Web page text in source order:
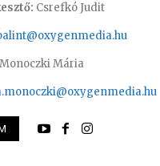
Csrefkó Judit
Monoczki Mária